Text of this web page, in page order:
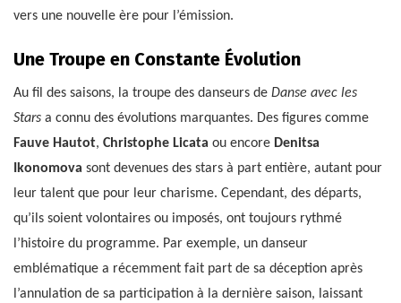
vers une nouvelle ère pour l’émission.
Une Troupe en Constante Évolution
Au fil des saisons, la troupe des danseurs de Danse avec les
Stars a connu des évolutions marquantes. Des figures comme
Fauve Hautot, Christophe Licata ou encore Denitsa
Ikonomova sont devenues des stars à part entière, autant pour
leur talent que pour leur charisme. Cependant, des départs,
qu’ils soient volontaires ou imposés, ont toujours rythmé
l’histoire du programme. Par exemple, un danseur
emblématique a récemment fait part de sa déception après
l’annulation de sa participation à la dernière saison, laissant